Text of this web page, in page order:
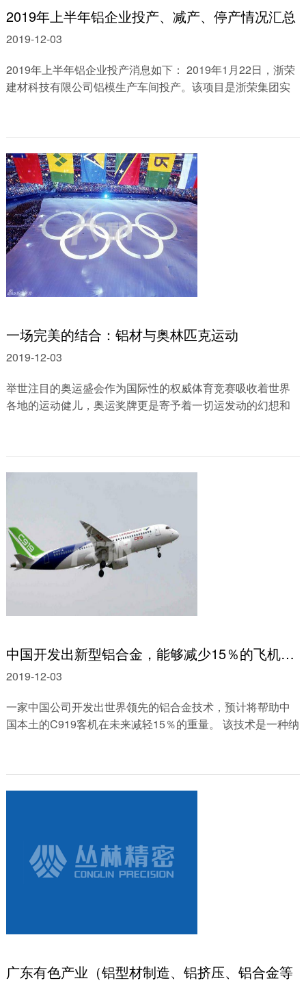
2019年上半年铝企业投产、减产、停产情况汇总
2019-12-03
2019年上半年铝企业投产消息如下： 2019年1月22日，浙荣
建材科技有限公司铝模生产车间投产。该项目是浙荣集团实
一场完美的结合：铝材与奥林匹克运动
2019-12-03
举世注目的奥运盛会作为国际性的权威体育竞赛吸收着世界
各地的运动健儿，奥运奖牌更是寄予着一切运发动的幻想和
中国开发出新型铝合金，能够减少15％的飞机重量
2019-12-03
一家中国公司开发出世界领先的铝合金技术，预计将帮助中
国本土的C919客机在未来减轻15％的重量。 该技术是一种纳
广东有色产业（铝型材制造、铝挤压、铝合金等